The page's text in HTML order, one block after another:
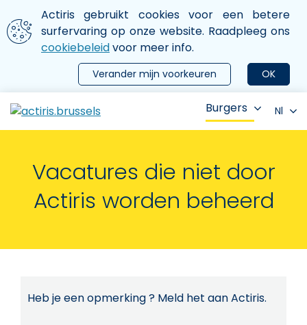
Aller au contenu principal
We gebruiken cookies
Actiris gebruikt cookies voor een betere
surfervaring op onze website. Raadpleeg ons
cookiebeleidvoor meer info.
OK
Verander mijn voorkeuren
le menu
Burgers Nl
Vacatures die niet door
Actiris worden beheerd
Heb je een opmerking ? Meld het aan Actiris.